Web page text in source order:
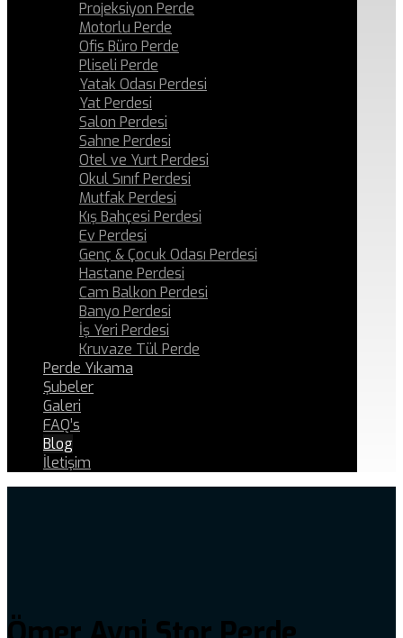
Projeksiyon Perde
Motorlu Perde
Ofis Büro Perde
Pliseli Perde
Yatak Odası Perdesi
Yat Perdesi
Salon Perdesi
Sahne Perdesi
Otel ve Yurt Perdesi
Okul Sınıf Perdesi
Mutfak Perdesi
Kış Bahçesi Perdesi
Ev Perdesi
Genç & Çocuk Odası Perdesi
Hastane Perdesi
Cam Balkon Perdesi
Banyo Perdesi
İş Yeri Perdesi
Kruvaze Tül Perde
Perde Yıkama
Şubeler
Galeri
FAQ’s
Blog
İletişim